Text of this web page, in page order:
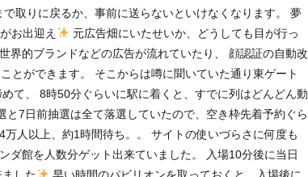
取りに戻るか、事前に送らないといけなくなります。 夢
お出迎え
元広告畑にいたせいか、どうしても目が行っ
的ブランドなどの広告が流れていたり、 顔認証の自動改
とができます。 そこからは噂に聞いていた通り東ゲート
て、 8時50分ぐらいに駅に着くと、すでに列はどんどん動
7日前抽選は全て落選していたので、空き枠先着予約ぐら
人以上、約1時間待ち。。 サイトの使いづらさに何度も
ダ館を人数分ゲット出来ていました。 入場10分後に当日
した
早い時間のパビリオンを取っておくと、入場後に